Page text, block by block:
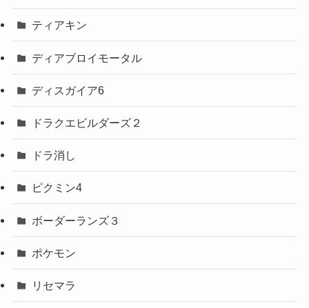
ティアキン
ディアブロイモータル
ディスガイア6
ドラクエビルダーズ２
ドラ消し
ピクミン4
ボーダーランズ３
ポケモン
リセマラ